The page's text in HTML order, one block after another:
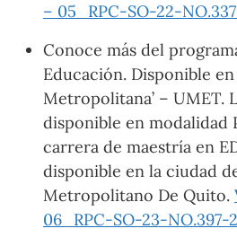
– 05_RPC-SO-22-
Conoce más del
Educación. Disponible
Metropolitana’ – UMET.
disponible en modalidad
carrera de maestría en
disponible en la ciudad
Metropolitano De Quito.
06_RPC-SO-23-NO.397-